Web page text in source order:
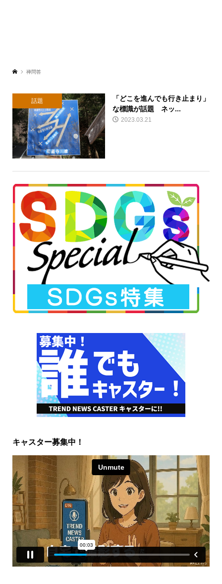
禅問答
話題
「どこを進んでも行き止まり」
な標識が話題 ネッ...
2023.03.21
キャスター募集中！